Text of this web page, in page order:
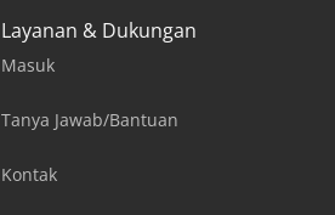
Layanan & Dukungan
Masuk
Tanya Jawab/Bantuan
Kontak